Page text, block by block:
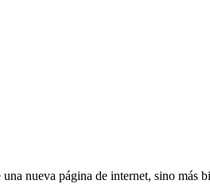
nueva página de internet, sino más